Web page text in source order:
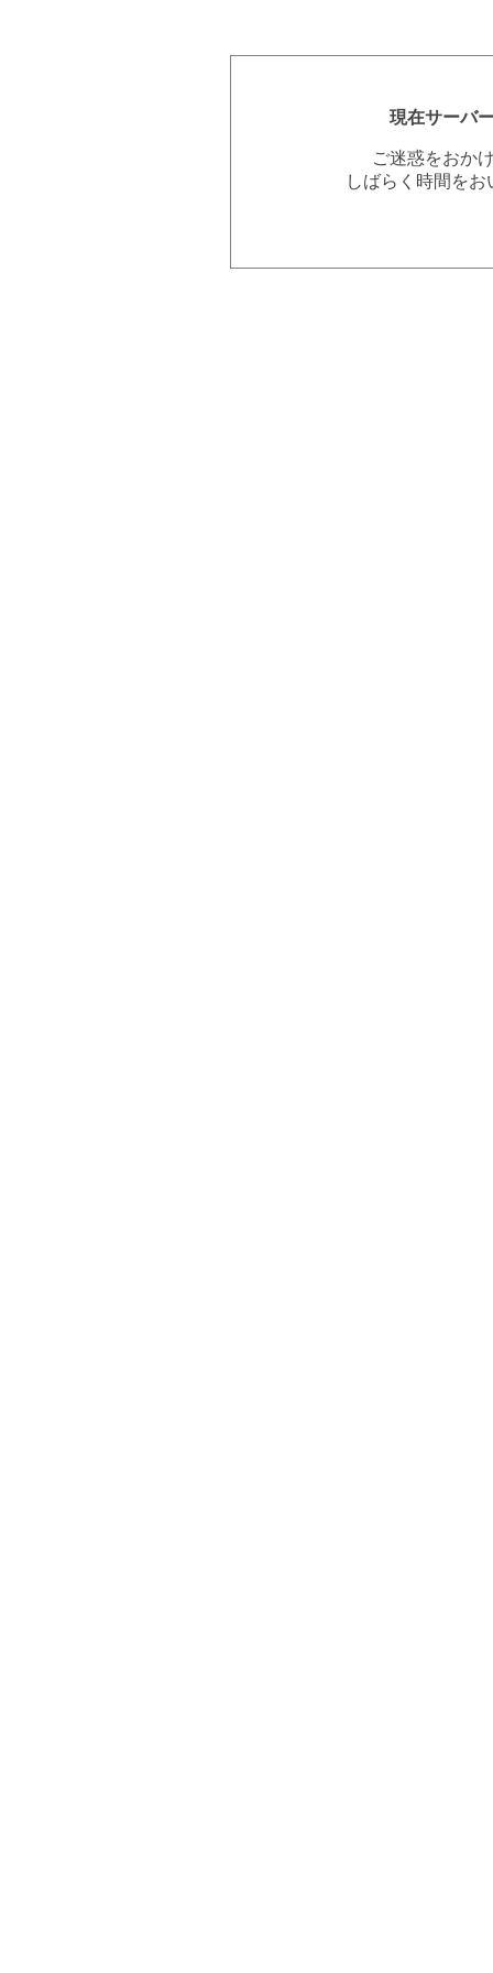
現在サーバ
ご迷惑をおか
しばらく時間を